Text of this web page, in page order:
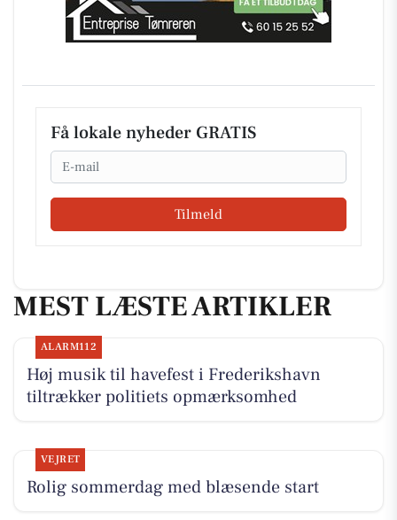
Få lokale nyheder GRATIS
Email
Tilmeld
MEST LÆSTE ARTIKLER
ALARM112
Høj musik til havefest i Frederikshavn
tiltrækker politiets opmærksomhed
VEJRET
Rolig sommerdag med blæsende start